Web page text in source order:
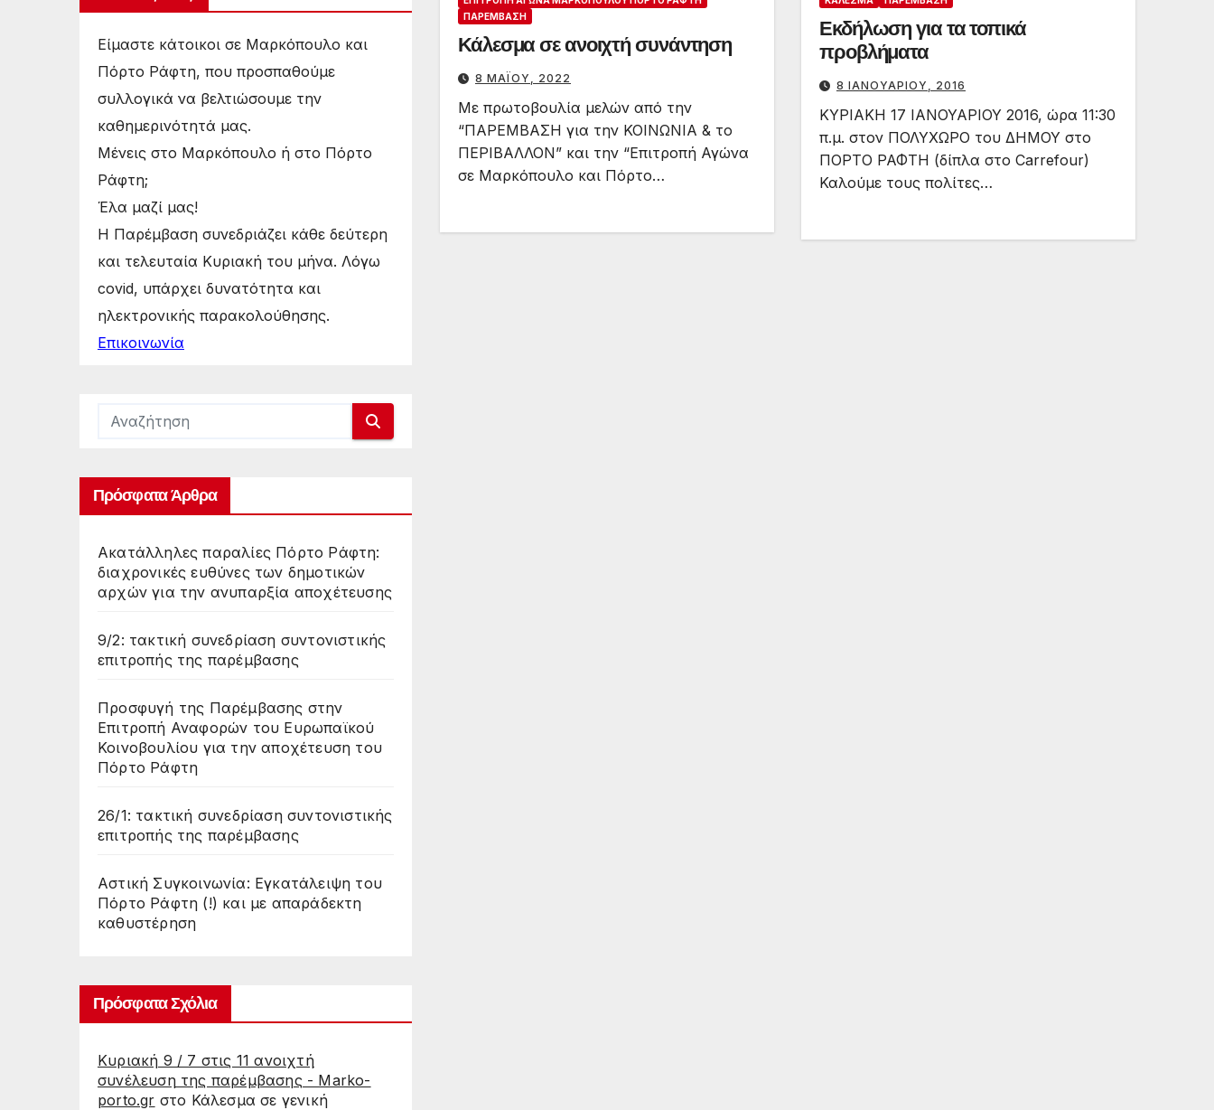
Είμαστε κάτοικοι σε Μαρκόπουλο και
Πόρτο Ράφτη, που προσπαθούμε
συλλογικά να βελτιώσουμε την
καθημερινότητά μας.
Μένεις στο Μαρκόπουλο ή στο Πόρτο
Ράφτη;
Έλα μαζί μας!
Η Παρέμβαση συνεδριάζει κάθε δεύτερη
και τελευταία Κυριακή του μήνα. Λόγω
covid, υπάρχει δυνατότητα και
ηλεκτρονικής παρακολούθησης.
Επικοινωνία
Πρόσφατα Άρθρα
Ακατάλληλες παραλίες Πόρτο Ράφτη:
διαχρονικές ευθύνες των δημοτικών
αρχών για την ανυπαρξία αποχέτευσης
9/2: τακτική συνεδρίαση συντονιστικής
επιτροπής της παρέμβασης
Προσφυγή της Παρέμβασης στην
Επιτροπή Αναφορών του Ευρωπαϊκού
Κοινοβουλίου για την αποχέτευση του
Πόρτο Ράφτη
26/1: τακτική συνεδρίαση συντονιστικής
επιτροπής της παρέμβασης
Αστική Συγκοινωνία: Εγκατάλειψη του
Πόρτο Ράφτη (!) και με απαράδεκτη
καθυστέρηση
Πρόσφατα Σχόλια
Κυριακή 9 / 7 στις 11 ανοιχτή
συνέλευση της παρέμβασης - Marko-
porto.gr στο Κάλεσμα σε γενική
ΠΑΡΈΜΒΑΣΗ
Κάλεσμα σε ανοιχτή συνάντηση
8 ΜΑΪ́ΟΥ, 2022
Με πρωτοβουλία μελών από την
“ΠΑΡΕΜΒΑΣΗ για την ΚΟΙΝΩΝΙΑ & το
ΠΕΡΙΒΑΛΛΟΝ” και την “Επιτροπή Αγώνα
σε Μαρκόπουλο και Πόρτο…
Εκδήλωση για τα τοπικά
προβλήματα
8 ΙΑΝΟΥΑΡΊΟΥ, 2016
ΚΥΡΙΑΚΗ 17 ΙΑΝΟΥΑΡΙΟΥ 2016, ώρα 11:30
π.μ. στον ΠΟΛΥΧΩΡΟ του ΔΗΜΟΥ στο
ΠΟΡΤΟ ΡΑΦΤΗ (δίπλα στο Carrefour)
Καλούμε τους πολίτες…